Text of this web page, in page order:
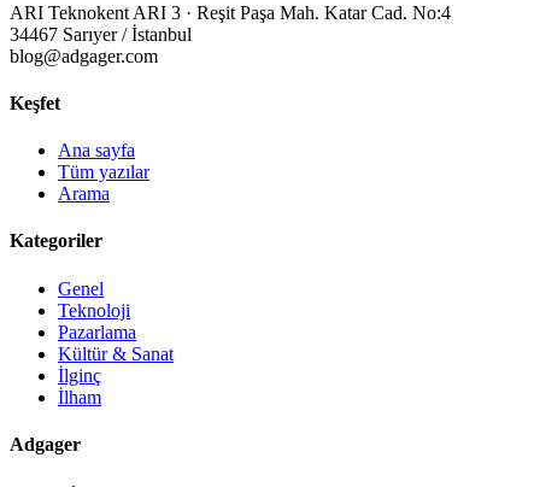
ARI Teknokent ARI 3 · Reşit Paşa Mah. Katar Cad. No:4
34467 Sarıyer / İstanbul
blog@adgager.com
Keşfet
Ana sayfa
Tüm yazılar
Arama
Kategoriler
Genel
Teknoloji
Pazarlama
Kültür & Sanat
İlginç
İlham
Adgager